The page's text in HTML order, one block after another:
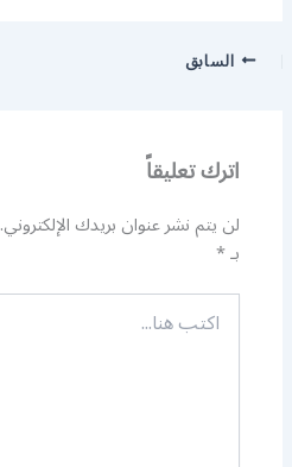
السابق
اترك تعليقاً
لن يتم نشر عنوان بريدك الإلكتروني.
بـ*
اكتب
هنا...